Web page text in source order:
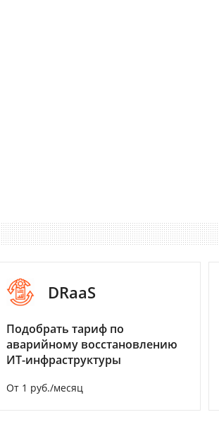
DRaaS
Подобрать тариф по
аварийному восстановлению
ИТ-инфраструктуры
От 1 руб./месяц